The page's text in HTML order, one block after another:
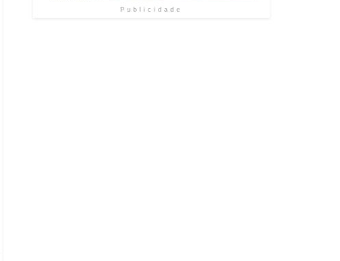
Publicidade